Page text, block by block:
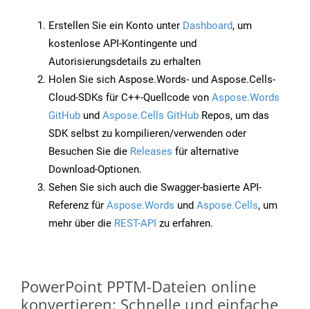
Erstellen Sie ein Konto unter Dashboard, um
kostenlose API-Kontingente und
Autorisierungsdetails zu erhalten
Holen Sie sich Aspose.Words- und Aspose.Cells-
Cloud-SDKs für C++-Quellcode von Aspose.Words
GitHub und Aspose.Cells GitHub Repos, um das
SDK selbst zu kompilieren/verwenden oder
Besuchen Sie die Releases für alternative
Download-Optionen.
Sehen Sie sich auch die Swagger-basierte API-
Referenz für Aspose.Words und Aspose.Cells, um
mehr über die REST-API zu erfahren.
PowerPoint PPTM-Dateien online
konvertieren: Schnelle und einfache